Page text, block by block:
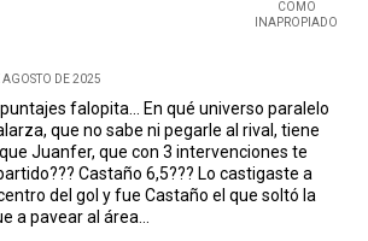
COMO
INAPROPIADO
AGOSTO DE 2025
falopita... En qué universo paralelo
que no sabe ni pegarle al rival, tiene
Juanfer, que con 3 intervenciones te
Castaño 6,5??? Lo castigaste a
del gol y fue Castaño el que soltó la
a pavear al área...